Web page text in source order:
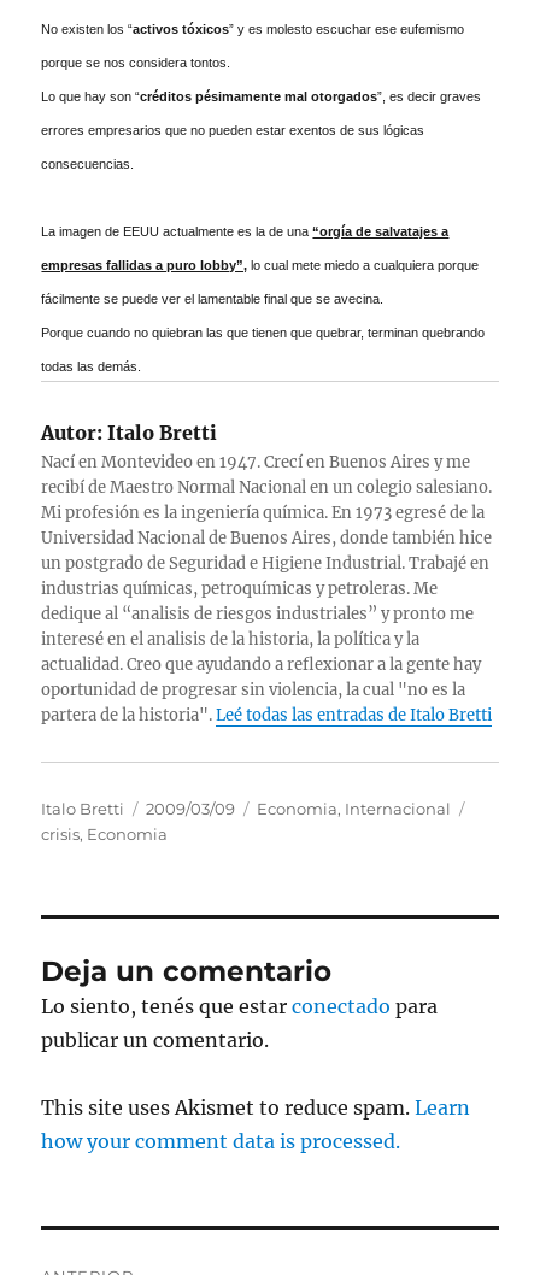
No existen los “activos tóxicos” y es molesto escuchar ese eufemismo
porque se nos considera tontos.
Lo que hay son “créditos pésimamente mal otorgados”, es decir graves
errores empresarios que no pueden estar exentos de sus lógicas
consecuencias.
La imagen de EEUU actualmente es la de una“orgía de salvatajes a
empresas fallidas a puro lobby”, lo cual mete miedo a cualquiera porque
fácilmente se puede ver el lamentable final que se avecina.
Porque cuando no quiebran las que tienen que quebrar, terminan quebrando
todas las demás.
Autor: Italo Bretti
Nací en Montevideo en 1947. Crecí en Buenos Aires y me
recibí de Maestro Normal Nacional en un colegio salesiano.
Mi profesión es la ingeniería química. En 1973 egresé de la
Universidad Nacional de Buenos Aires, donde también hice
un postgrado de Seguridad e Higiene Industrial. Trabajé en
industrias químicas, petroquímicas y petroleras. Me
dedique al “analisis de riesgos industriales” y pronto me
interesé en el analisis de la historia, la política y la
actualidad. Creo que ayudando a reflexionar a la gente hay
oportunidad de progresar sin violencia, la cual "no es la
partera de la historia".Leé todas las entradas de Italo Bretti
Autor
Italo Bretti
Publicado
el
2009/03/09 Categorías
Economia, Internacional
crisis, Economia
Deja un comentario
Lo siento, tenés que estarconectado para
publicar un comentario.
This site uses Akismet to reduce spam.Learn
how your comment data is processed.